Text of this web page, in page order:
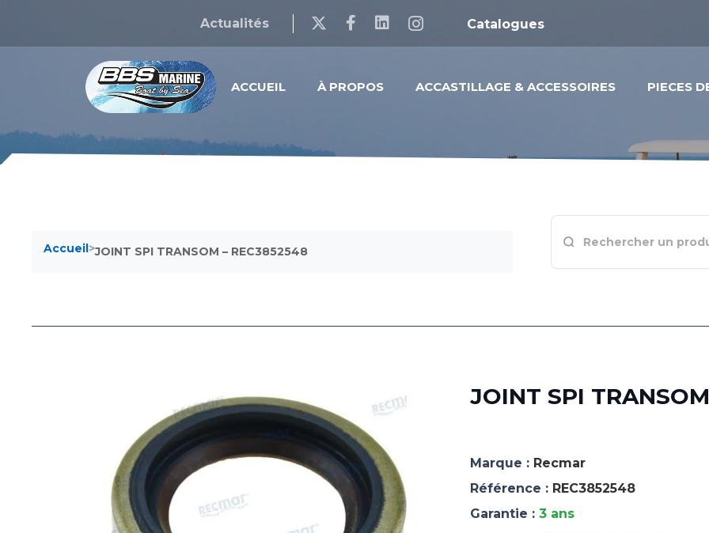
Actualités Catalogues
ACCUEIL À PROPOS ACCASTILLAGE & ACCESSOIRES PIECES
Accueil>JOINT SPI TRANSOM – REC3852548
JOINT SPI
Marque : Recmar
Référence : REC3852548
Garantie : 3 ans